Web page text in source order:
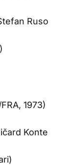
Ruso
1973)
Konte